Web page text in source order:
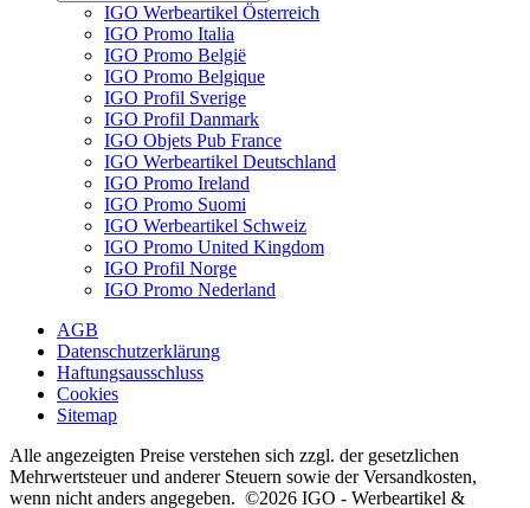
IGO Werbeartikel Österreich
IGO Promo Italia
IGO Promo België
IGO Promo Belgique
IGO Profil Sverige
IGO Profil Danmark
IGO Objets Pub France
IGO Werbeartikel Deutschland
IGO Promo Ireland
IGO Promo Suomi
IGO Werbeartikel Schweiz
IGO Promo United Kingdom
IGO Profil Norge
IGO Promo Nederland
AGB
Datenschutzerklärung
Haftungsausschluss
Cookies
Sitemap
Alle angezeigten Preise verstehen sich zzgl. der gesetzlichen
Mehrwertsteuer und anderer Steuern sowie der Versandkosten,
wenn nicht anders angegeben. ©2026 IGO - Werbeartikel &